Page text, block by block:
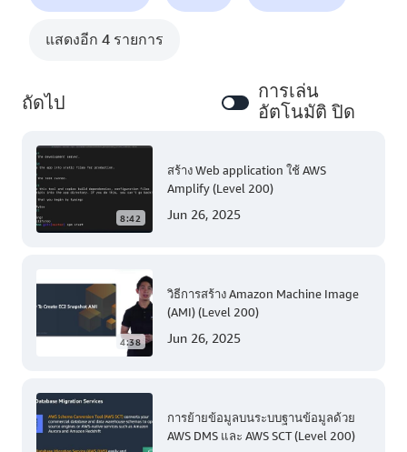
แสดงอีก 4 รายการ
ถัดไป
การเล่น
อัตโนมัติ ปิด
8:42
สร้าง Web application ใช้ AWS
Amplify (Level 200)
Jun 26, 2025
4:38
วิธีการสร้าง Amazon Machine Image
(AMI) (Level 200)
Jun 26, 2025
การย้ายข้อมูลบนระบบฐานข้อมูลด้วย
AWS DMS และ AWS SCT (Level 200)